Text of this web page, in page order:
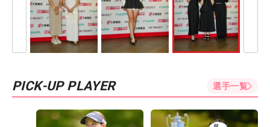
PICK-UP PLAYER 選手一覧